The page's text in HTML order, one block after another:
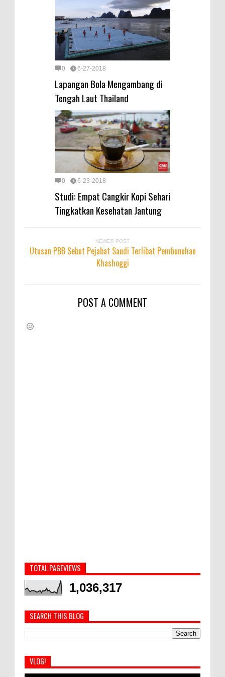
0 6-27-2018
Lapangan Bola Mengambang di
Tengah Laut Thailand
0 6-23-2018
Studi: Empat Cangkir Kopi Sehari
Tingkatkan Kesehatan Jantung
NEWER POST
Utusan PBB Sebut Pejabat Saudi Terlibat Pembunuhan
Khashoggi
POST A COMMENT
TOTAL PAGEVIEWS
1,036,317
SEARCH THIS BLOG
VLOG!